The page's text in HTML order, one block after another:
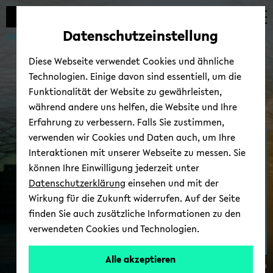
Automatische
vermeiden
skip
main
skip
main
skip
footer
Prof. Dr. Ans­gar Be­cker­
mann
© Uni­ver­si­tät Bie­le­feld
Datenschutzeinstellung
Diese Webseite verwendet Cookies und ähnliche
Technologien. Einige davon sind essentiell, um die
Funktionalität der Website zu gewährleisten,
während andere uns helfen, die Website und Ihre
Erfahrung zu verbessern. Falls Sie zustimmen,
verwenden wir Cookies und Daten auch, um Ihre
Interaktionen mit unserer Webseite zu messen. Sie
können Ihre Einwilligung jederzeit unter
Datenschutzerklärung einsehen und mit der
Wirkung für die Zukunft widerrufen. Auf der Seite
finden Sie auch zusätzliche Informationen zu den
verwendeten Cookies und Technologien.
Alle akzeptieren